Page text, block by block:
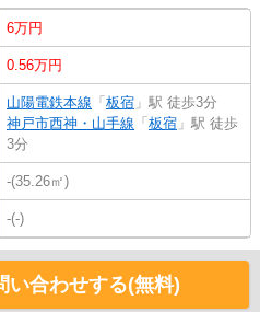
6万円
0.56万円
山陽電鉄本線 「 板宿 」駅 徒歩3分
神戸市西神・山手線 「 板宿 」駅 徒歩
3分
-(35.26㎡)
-(-)
い合わせする(無料)